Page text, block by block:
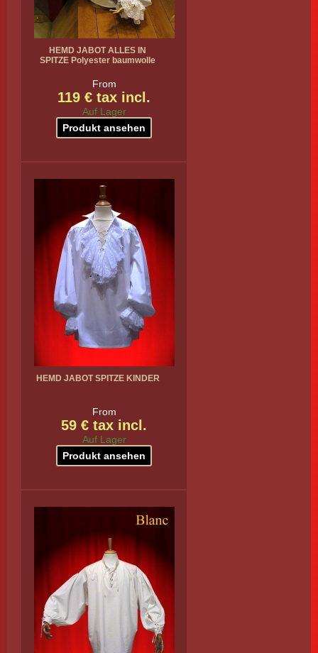
HEMD JABOT ALLES IN
SPITZE Polyester baumwolle
From
119 € tax incl.
Auf Lager
Produkt ansehen
HEMD JABOT SPITZE KINDER
From
59 € tax incl.
Auf Lager
Produkt ansehen